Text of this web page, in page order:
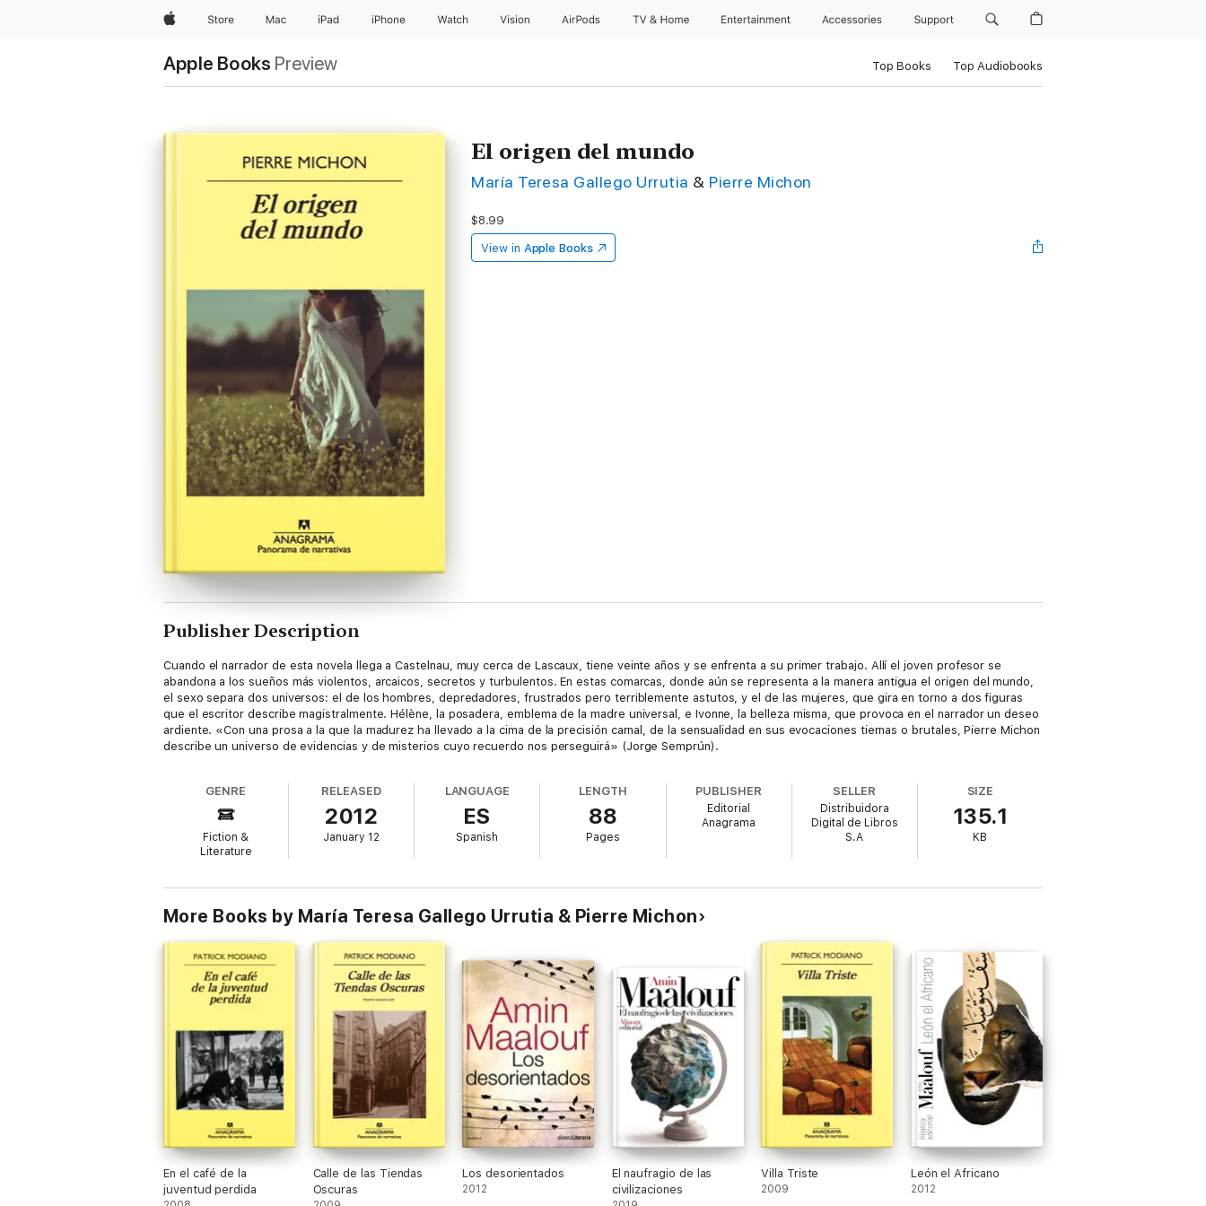
AppleStore Mac iPad iPhone Watch Vision AirPods TV & Home Entertainment Accessories Support
Apple Books Preview Top Books Top Audiobooks
El origen del mundo
María Teresa Gallego Urrutia & Pierre Michon
$8.99
View in Apple Books
Publisher Description
Cuando el narrador de esta novela llega a Castelnau, muy cerca de Lascaux, tiene veinte años y se enfrenta a su primer trabajo. Allí el joven profesor se
abandona a los sueños más violentos, arcaicos, secretos y turbulentos. En estas comarcas, donde aún se representa a la manera antigua el origen del mundo,
el sexo separa dos universos: el de los hombres, depredadores, frustrados pero terriblemente astutos, y el de las mujeres, que gira en torno a dos figuras
que el escritor describe magistralmente. Hélène, la posadera, emblema de la madre universal, e Ivonne, la belleza misma, que provoca en el narrador un deseo
ardiente. «Con una prosa a la que la madurez ha llevado a la cima de la precisión carnal, de la sensualidad en sus evocaciones tiernas o brutales, Pierre Michon
describe un universo de evidencias y de misterios cuyo recuerdo nos perseguirá» (Jorge Semprún).
GENRE
Fiction &
Literature
RELEASED
2012
January 12
LANGUAGE
ES
Spanish
LENGTH
88
Pages
PUBLISHER
Editorial
Anagrama
SELLER
Distribuidora
Digital de Libros
S.A
SIZE
135.1
KB
More Books by María Teresa Gallego Urrutia & Pierre Michon
En el café de la
juventud perdida
Calle de las Tiendas
Oscuras
Los desorientados
2012
El naufragio de las
civilizaciones
Villa Triste
2009
León el Africano
2012